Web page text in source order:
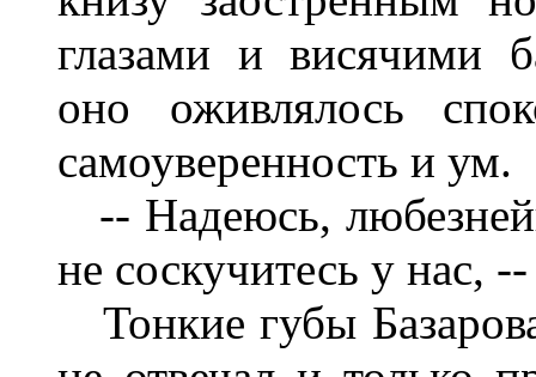
глазами и висячими
оно оживлялось
самоуверенность и ум.
-- Надеюсь,
не соскучитесь у нас,
Тонкие губы